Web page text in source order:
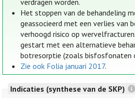
verdragen worden.
Het stoppen van de behandeling
geassocieerd met een verlies van
verhoogd risico op
gestart met een alternatieve
botresorptie (zoals bisfosfonaten
Zie ook Folia januari 2017.
Indicaties (synthese van de SKP)